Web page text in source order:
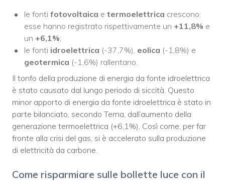
le fonti fotovoltaica e termoelettrica crescono:
esse hanno registrato rispettivamente un +11,8% e
un +6,1%;
le fonti idroelettrica (-37,7%), eolica (-1,8%) e
geotermica (-1,6%) rallentano.
Il tonfo della produzione di energia da fonte idroelettrica
è stato causato dal lungo periodo di siccità. Questo
minor apporto di energia da fonte idroelettrica è stato in
parte bilanciato, secondo Terna, dall’aumento della
generazione termoelettrica (+6,1%). Così come, per far
fronte alla crisi del gas, si è accelerato sulla produzione
di elettricità da carbone.
Come risparmiare sulle bollette luce con il